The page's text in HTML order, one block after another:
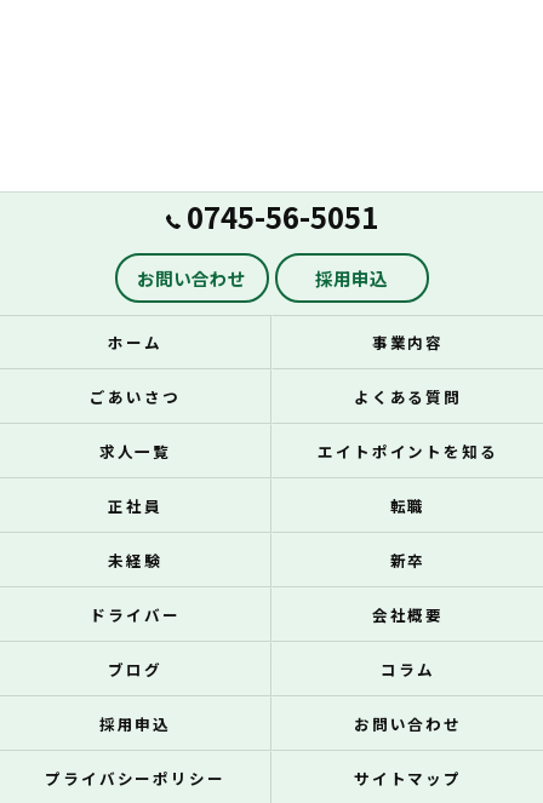
0745-56-5051
お問い合わせ 採用申込
ホーム 事業内容
ごあいさつ よくある質問
求人一覧 エイトポイントを知る
正社員 転職
未経験 新卒
ドライバー 会社概要
ブログ コラム
採用申込 お問い合わせ
プライバシーポリシー サイトマップ